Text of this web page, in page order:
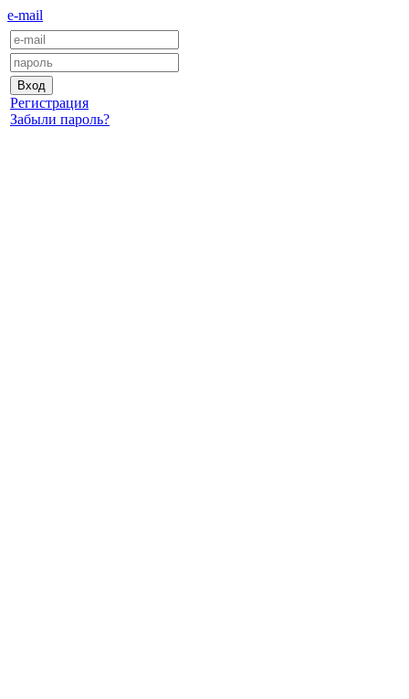
e-mail
Регистрация
Забыли пароль?